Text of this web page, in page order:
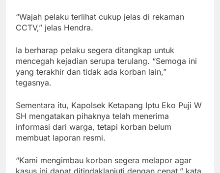
“Wajah pelaku terlihat cukup jelas di rekaman
CCTV,” jelas Hendra.
Ia berharap pelaku segera ditangkap untuk
mencegah kejadian serupa terulang. “Semoga ini
yang terakhir dan tidak ada korban lain,”
tegasnya.
Sementara itu, Kapolsek Ketapang Iptu Eko Puji W
SH mengatakan pihaknya telah menerima
informasi dari warga, tetapi korban belum
membuat laporan resmi.
“Kami mengimbau korban segera melapor agar